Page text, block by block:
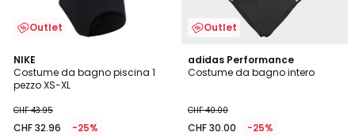
Outlet
NIKE
Costume da bagno piscina 1
pezzo XS-XL
CHF 43.95
CHF 32.96 -25%
3.3
/ 5
Outlet
adidas Performance
Costume da bagno intero
CHF 40.00
CHF 30.00 -25%
4.8
/ 5